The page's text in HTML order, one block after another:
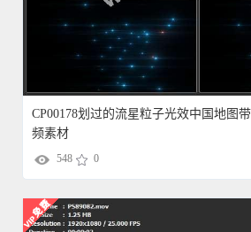
CP00178划过的流星粒子光效中国地图
频素材
548 0